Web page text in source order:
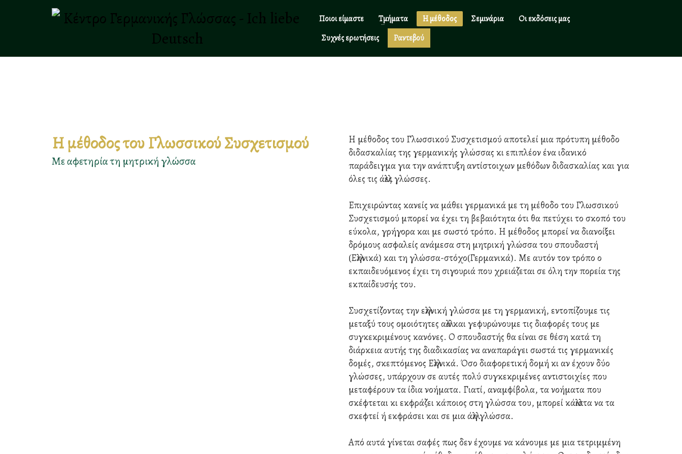
Ποιοι είμαστε Τμήματα Η μέθοδος Σεμινάρια
Οι εκδόσεις μας
Συχνές ερωτήσεις
Ραντεβού
Η μέθοδος του Γλωσσικού Συσχετισμού
Με αφετηρία τη μητρική γλώσσα
Η μέθοδος του Γλωσσικού Συσχετισμού αποτελεί μια πρότυπη μέθοδο
διδασκαλίας της γερμανικής γλώσσας κι επιπλέον ένα ιδανικό
παράδειγμα για την ανάπτυξη αντίστοιχων μεθόδων διδασκαλίας και για
όλες τις άλλες γλώσσες.
Επιχειρώντας κανείς να μάθει γερμανικά με τη μέθοδο του Γλωσσικού
Συσχετισμού μπορεί να έχει τη βεβαιότητα ότι θα πετύχει το σκοπό του
εύκολα, γρήγορα και με σωστό τρόπο. Η μέθοδος μπορεί να διανοίξει
δρόμους ασφαλείς ανάμεσα στη μητρική γλώσσα του σπουδαστή
(Ελληνικά) και τη γλώσσα-στόχο(Γερμανικά). Με αυτόν τον τρόπο ο
εκπαιδευόμενος έχει τη σιγουριά που χρειάζεται σε όλη την πορεία της
εκπαίδευσής του.
Συσχετίζοντας την ελληνική γλώσσα με τη γερμανική, εντοπίζουμε τις
μεταξύ τους ομοιότητες αλλά και γεφυρώνουμε τις διαφορές τους με
συγκεκριμένους κανόνες. Ο σπουδαστής θα είναι σε θέση κατά τη
διάρκεια αυτής της διαδικασίας να αναπαράγει σωστά τις γερμανικές
δομές, σκεπτόμενος Ελληνικά. Όσο διαφορετική δομή κι αν έχουν δύο
γλώσσες, υπάρχουν σε αυτές πολύ συγκεκριμένες αντιστοιχίες που
μεταφέρουν τα ίδια νοήματα. Γιατί, αναμφίβολα, τα νοήματα που
σκέφτεται κι εκφράζει κάποιος στη γλώσσα του, μπορεί κάλλιστα να τα
σκεφτεί ή εκφράσει και σε μια άλλη γλώσσα.
Από αυτά γίνεται σαφές πως δεν έχουμε να κάνουμε με μια τετριμμένη